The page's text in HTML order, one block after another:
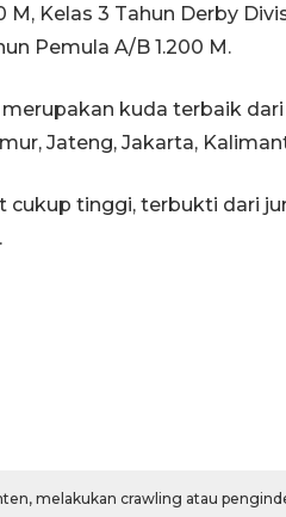
Kelas 3 Tahun Derby
Pemula A/B 1.200 M.
kuda terbaik dari
Jateng, Jakarta,
cukup tinggi, terbukti dari
melakukan crawling atau